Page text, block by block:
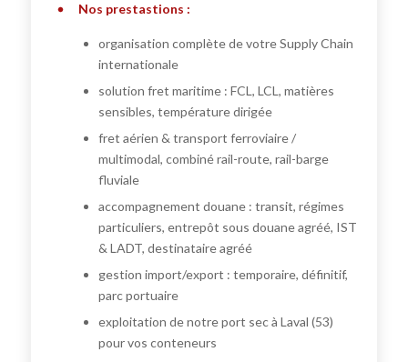
Nos prestastions :
organisation complète de votre Supply Chain
internationale
solution fret maritime : FCL, LCL, matières
sensibles, température dirigée
fret aérien & transport ferroviaire /
multimodal, combiné rail-route, rail-barge
fluviale
accompagnement douane : transit, régimes
particuliers, entrepôt sous douane agréé, IST
& LADT, destinataire agréé
gestion import/export : temporaire, définitif,
parc portuaire
exploitation de notre port sec à Laval (53)
pour vos conteneurs